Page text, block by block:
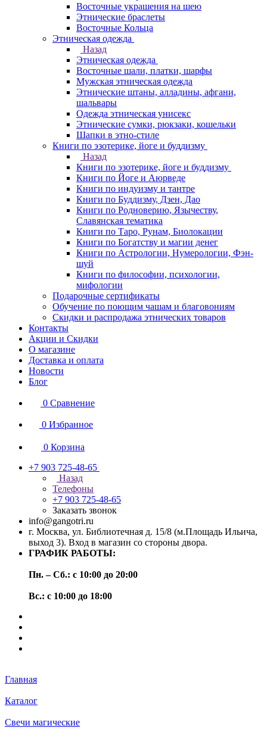
Восточные украшения на шею
Этнические браслеты
Восточные Кольца
Этническая одежда
Назад
Этническая одежда
Восточные шали, платки, шарфы
Мужская этническая одежда
Этнические штаны, алладины, афгани,
шальвары
Одежда этническая унисекс
Этнические сумки, рюкзаки, кошельки
Шапки в этно-стиле
Книги по эзотерике, йоге и буддизму
Назад
Книги по эзотерике, йоге и буддизму
Книги по Йоге и Аюрведе
Книги по индуизму и тантре
Книги по Буддизму, Дзен, Дао
Книги по Родноверию, Язычеству,
Славянская тематика
Книги по Таро, Рунам, Биолокации
Книги по Богатству и магии денег
Книги по Астрологии, Нумерологии, Фэн-
шуй
Книги по философии, психологии,
мифологии
Подарочные сертификаты
Обучение по поющим чашам и благовониям
Скидки и распродажа этнических товаров
Контакты
Акции и Скидки
О магазине
Доставка и оплата
Новости
Блог
0 Сравнение
0 Избранное
0 Корзина
+7 903 725-48-65
Назад
Телефоны
+7 903 725-48-65
Заказать звонок
info@gangotri.ru
г. Москва, ул. Библиотечная д. 15/8 (м.Площадь Ильича,
выход 3). Вход в магазин со стороны двора.
ГРАФИК РАБОТЫ:
Пн. – Сб.: с 10:00 до 20:00
Вс.: с 10:00 до 18:00
Главная
Каталог
Свечи магические